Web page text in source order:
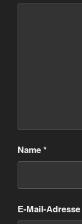
Name*
E-Mail-Adresse